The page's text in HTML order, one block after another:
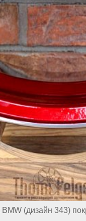
(дизайн 343)